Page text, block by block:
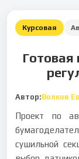
Курсовая
Готовая
Автор:Волков
Проект по
сушильной